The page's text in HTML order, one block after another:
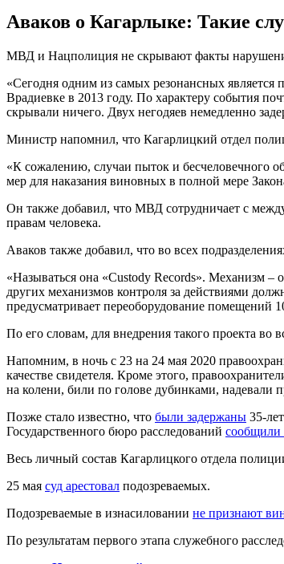
Аваков о Кагарлыке: Такие
МВД и Нацполиция не скрывают факты
«Сегодня одним из самых резонансных
Врадиевке в 2013 году. По характеру события
скрывали ничего. Двух негодяев немедленно
Министр напомнил, что Кагарлицкий отдел
«К сожалению, случаи пыток и бесчеловечного
мер для наказания виновных в полной мере
Он также добавил, что МВД сотрудничает с
правам человека.
Аваков также добавил, что во всех
«Называться она «Сustody Records». Механизм –
других механизмов контроля за действиями
предусматривает переоборудование помещений
По его словам, для внедрения такого проекта во
Напомним, в ночь с 23 на 24 мая 2020
качестве свидетеля. Кроме этого,
на колени, били по голове дубинками, надевали
Позже стало известно, что были задержаны 35-
Государственного бюро расследований сообщили
Весь личный состав Кагарлицкого отдела
25 мая суд арестовал подозреваемых.
Подозреваемые в изнасиловании не признают
По результатам первого этапа служебного